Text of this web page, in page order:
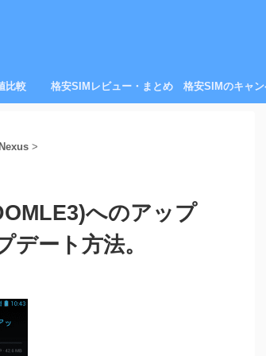
比較 格安SIMレビュー・まとめ 格安SIMのキャ
>
へのアップ
ート方法。